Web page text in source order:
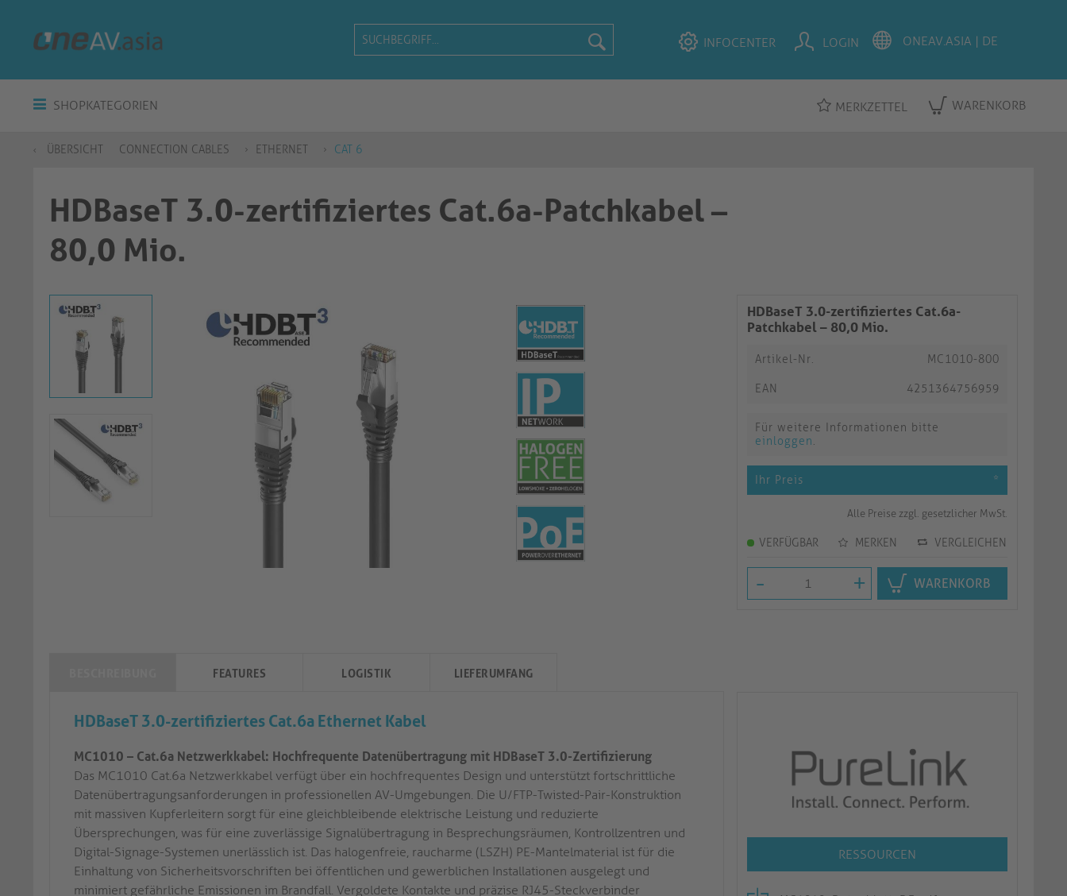
INFOCENTER LOGIN
SHOPKATEGORIEN MERKZETTEL WARENKORB
ÜBERSICHT CONNECTION CABLES ETHERNET CAT 6
HDBaseT 3.0-zertifiziertes Cat.6a-Patchkabel –
80,0 Mio.
HDBaseT 3.0-zertifiziertes Cat.6a-
Patchkabel – 80,0 Mio.
Artikel-Nr. MC1010-800
EAN 4251364756959
Für weitere Informationen bitte
einloggen.
Ihr Preis *
Alle Preise zzgl. gesetzlicher MwSt.
VERFÜGBAR MERKEN VERGLEICHEN
- + WARENKORB
RESSOURCEN
FEATURES LOGISTIK LIEFERUMFANG
HDBaseT 3.0-zertifiziertes Cat.6a Ethernet Kabel
MC1010 – Cat.6a Netzwerkkabel: Hochfrequente Datenübertragung mit HDBaseT 3.0-Zertifizierung
Das MC1010 Cat.6a Netzwerkkabel verfügt über ein hochfrequentes Design und unterstützt fortschrittliche
Datenübertragungsanforderungen in professionellen AV-Umgebungen. Die U/FTP-Twisted-Pair-Konstruktion
mit massiven Kupferleitern sorgt für eine gleichbleibende elektrische Leistung und reduzierte
Übersprechungen, was für eine zuverlässige Signalübertragung in Besprechungsräumen, Kontrollzentren und
Digital-Signage-Systemen unerlässlich ist. Das halogenfreie, raucharme (LSZH) PE-Mantelmaterial ist für die
Einhaltung von Sicherheitsvorschriften bei öffentlichen und gewerblichen Installationen ausgelegt und
minimiert gefährliche Emissionen im Brandfall. Vergoldete Kontakte und präzise RJ45-Steckverbinder